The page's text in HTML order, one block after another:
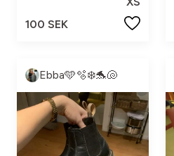
100 SEK
Ebba🩵🫧❄️🐬🐚